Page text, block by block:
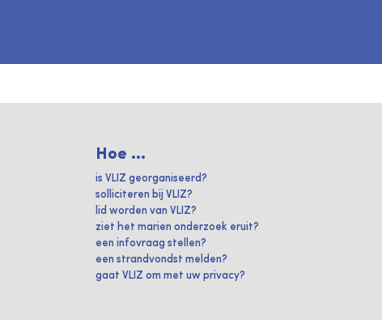
Hoe ...
is VLIZ georganiseerd?
solliciteren bij VLIZ?
lid worden van VLIZ?
ziet het marien onderzoek eruit?
een infovraag stellen?
een strandvondst melden?
gaat VLIZ om met uw privacy?